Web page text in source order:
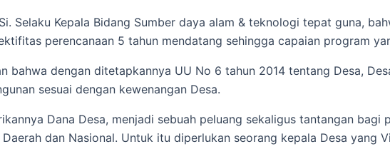
Selaku Kepala Bidang Sumber daya alam & teknologi tepat guna,
perencanaan 5 tahun mendatang sehingga capaian program
bahwa dengan ditetapkannya UU No 6 tahun 2014 tentang Desa,
sesuai dengan kewenangan Desa.
Dana Desa, menjadi sebuah peluang sekaligus tantangan bagi
dan Nasional. Untuk itu diperlukan seorang kepala Desa yang